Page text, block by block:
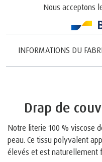
Nous acceptons
INFORMATIONS DU
Drap de
Notre literie 100 % viscose
peau. Ce tissu polyvalent
élevés et est naturellement